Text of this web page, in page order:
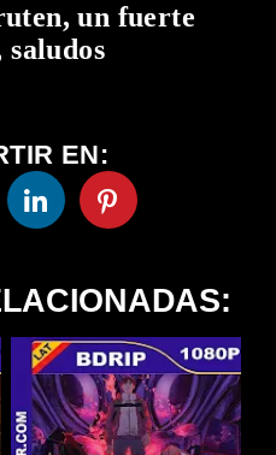
un fuerte
saludos
EN: